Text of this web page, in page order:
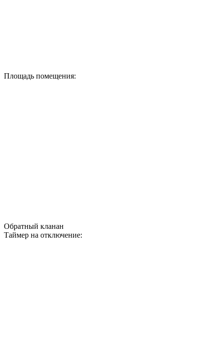
Площадь помещения:
Обратный кланан
Таймер на отключение: